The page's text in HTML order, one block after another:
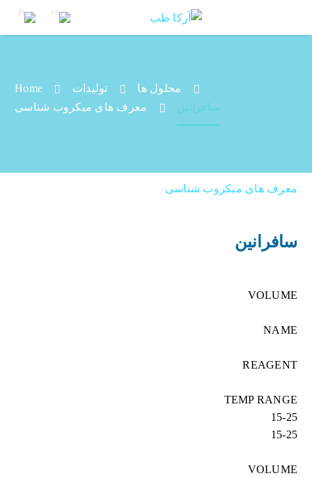
سافرانین
Home تولیدات
محلول ها
معرف های میکروب شناسی
سافرانین
معرف های میکروب شناسی
سافرانین
VOLUME
NAME
REAGENT
TEMP RANGE
15-25
15-25
VOLUME